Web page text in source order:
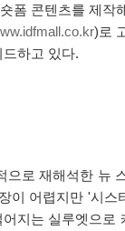
폼 콘텐츠를 제
)로
하고 있다.
로 재해석한 뉴
이 어렵지만 '시
지는 실루엣으